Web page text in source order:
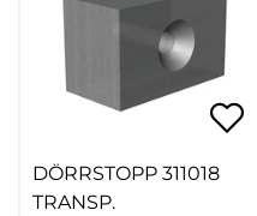
DÖRRSTOPP 311018
TRANSP.